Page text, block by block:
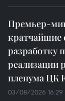
Премьер-
кратчайшие
разработку
реализации
пленума ЦК
03/08/2026 16:29